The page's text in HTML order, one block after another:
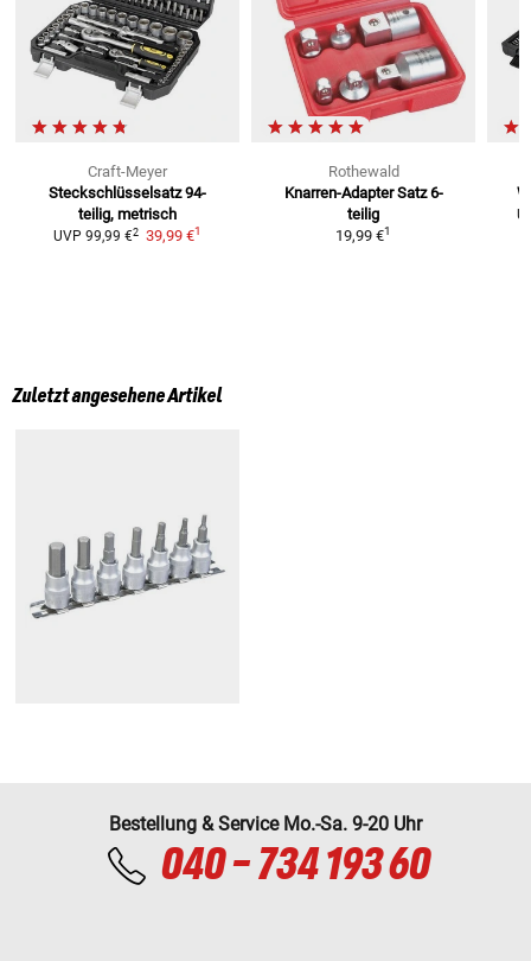
Craft-Meyer
Steckschlüsselsatz 94-
teilig, metrisch
UVP 99,99 €2 39,99 €1
Rothewald
Knarren-Adapter Satz 6-
teilig
19,99 €1
Zuletzt angesehene Artikel
Bestellung & Service Mo.-Sa. 9-20 Uhr
040 - 734 193 60